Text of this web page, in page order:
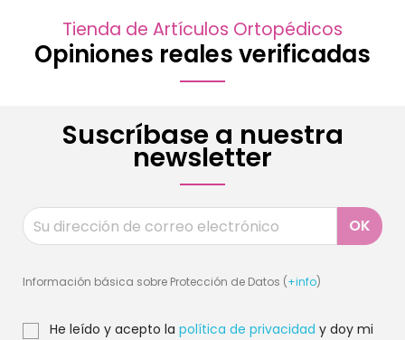
Tienda de Artículos Ortopédicos
Opiniones reales verificadas
Suscríbase a nuestra
newsletter
Información básica sobre Protección de Datos (+info)
He leído y acepto la política de privacidad y doy mi